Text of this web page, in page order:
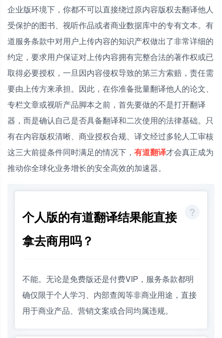
企业版环境下，你都不可以直接绕过原内容版权去翻译他人
受保护的图书、视听作品或者商业数据库中的专有文本。有
道服务条款中对用户上传内容的知识产权做出了非常详细的
约定，要求用户保证对上传内容拥有完整合法的著作权或已
取得必要授权，一旦因内容侵权导致的第三方索赔，责任需
要由上传方来承担。因此，在你准备批量翻译他人的论文、
专栏文章或视听产品脚本之前，首先要做的不是打开翻译
器，而是确认自己是否具备翻译和二次使用的法律基础。只
有在内容版权清晰、商业授权合规、译文经过多轮人工审核
这三大前提条件同时满足的情况下， 有道翻译才会真正成为
推动你全球化业务增长的安全高效的加速器。
个人版的有道翻译结果能直接
拿去商用吗？
不能。无论是免费版还是付费VIP，服务条款都明
确仅限于个人学习、内部查阅等非商业用途，直接
用于商业产品、营销文案或合同均属违规。